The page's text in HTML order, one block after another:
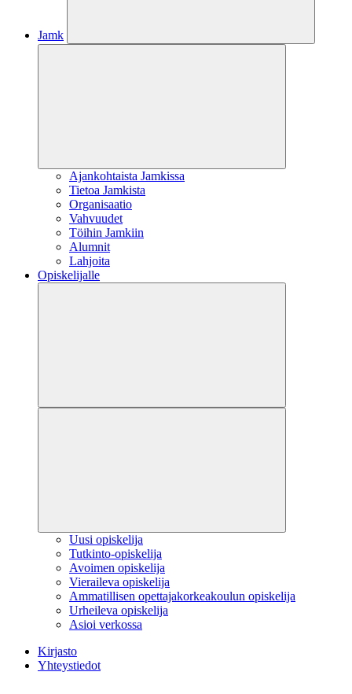
Jamk
Ajankohtaista Jamkissa
Tietoa Jamkista
Organisaatio
Vahvuudet
Töihin Jamkiin
Alumnit
Lahjoita
Opiskelijalle
Uusi opiskelija
Tutkinto-opiskelija
Avoimen opiskelija
Vieraileva opiskelija
Ammatillisen opettajakorkeakoulun opiskelija
Urheileva opiskelija
Asioi verkossa
Kirjasto
Yhteystiedot